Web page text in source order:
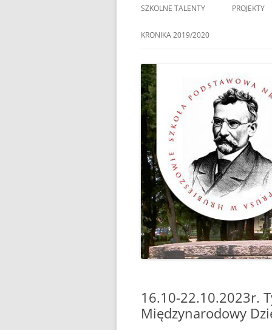
SZKOLNE TALENTY PROJEKTY
KRONIKA 2019/2020
GŁOWY”
„W GRUDNIOWY DZIEŃ”
“WAKACJE Z GIGANTAMI”,
CZYLI DARMOWE LEKCJE
PROGRAMOWANIA
„BEZPIECZNI NAD WODĄ”
„CZYTANIE JEST PRZYGODĄ”
„MÓJ SPORTOWY WYCZYN” –
GŁOSUJEMY!
100 ROCZNICA URODZIN JANA
PAWŁA II
16.10-22.10.2023r.
Międzynarodowy